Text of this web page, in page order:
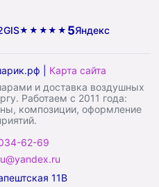
★★★★★ 5Яндекс
| Карта сайта
и доставка воздушных
Работаем с 2011 года:
композиции, оформление
62-69
11В